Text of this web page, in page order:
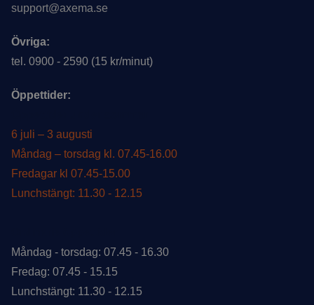
support@axema.se
Övriga:
tel. 0900 - 2590 (15 kr/minut)
Öppettider:
6 juli – 3 augusti
Måndag – torsdag kl. 07.45-16.00
Fredagar kl 07.45-15.00
Lunchstängt: 11.30 - 12.15
Måndag - torsdag: 07.45 - 16.30
Fredag: 07.45 - 15.15
Lunchstängt: 11.30 - 12.15